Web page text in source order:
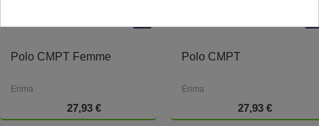
Polo CMPT Femme
Erima
27,93 €
Polo CMPT
Erima
27,93 €